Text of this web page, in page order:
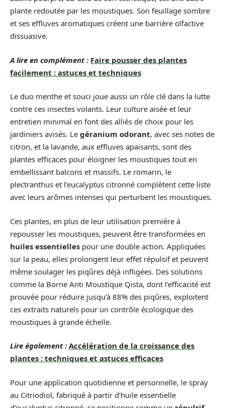
plante redoutée par les moustiques. Son feuillage sombre
et ses effluves aromatiques créent une barrière olfactive
dissuasive.
A lire en complément : Faire pousser des plantes
facilement : astuces et techniques
Le duo menthe et souci joue aussi un rôle clé dans la lutte
contre ces insectes volants. Leur culture aisée et leur
entretien minimal en font des alliés de choix pour les
jardiniers avisés. Le géranium odorant, avec ses notes de
citron, et la lavande, aux effluves apaisants, sont des
plantes efficaces pour éloigner les moustiques tout en
embellissant balcons et massifs. Le romarin, le
plectranthus et l’eucalyptus citronné complètent cette liste
avec leurs arômes intenses qui perturbent les moustiques.
Ces plantes, en plus de leur utilisation première à
repousser les moustiques, peuvent être transformées en
huiles essentielles pour une double action. Appliquées
sur la peau, elles prolongent leur effet répulsif et peuvent
même soulager les piqûres déjà infligées. Des solutions
comme la Borne Anti Moustique Qista, dont l’efficacité est
prouvée pour réduire jusqu’à 88% des piqûres, exploitent
ces extraits naturels pour un contrôle écologique des
moustiques à grande échelle.
Lire également : Accélération de la croissance des
plantes : techniques et astuces efficaces
Pour une application quotidienne et personnelle, le spray
au Citriodiol, fabriqué à partir d’huile essentielle